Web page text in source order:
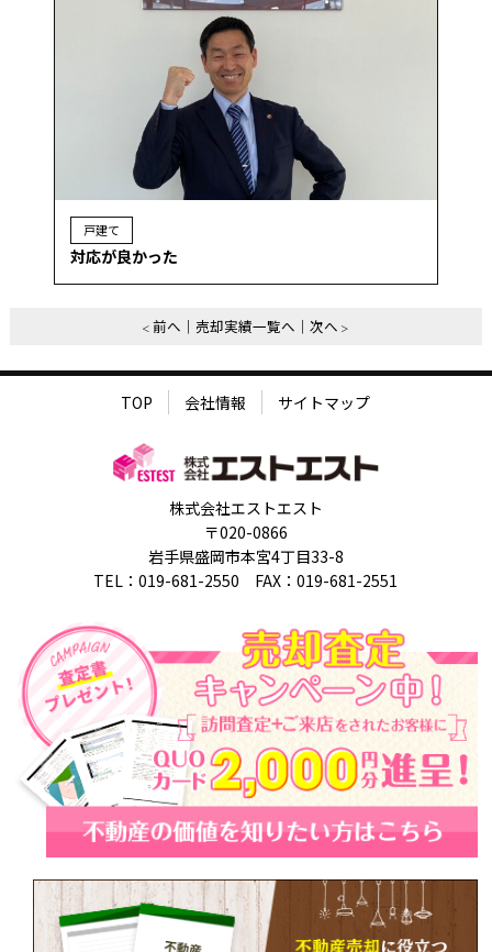
戸建て
対応が良かった
前へ 売却実績一覧へ 次へ
TOP 会社情報 サイトマップ
株式会社エストエスト
〒020-0866
岩手県盛岡市本宮4丁目33-8
TEL：019-681-2550 FAX：019-681-2551